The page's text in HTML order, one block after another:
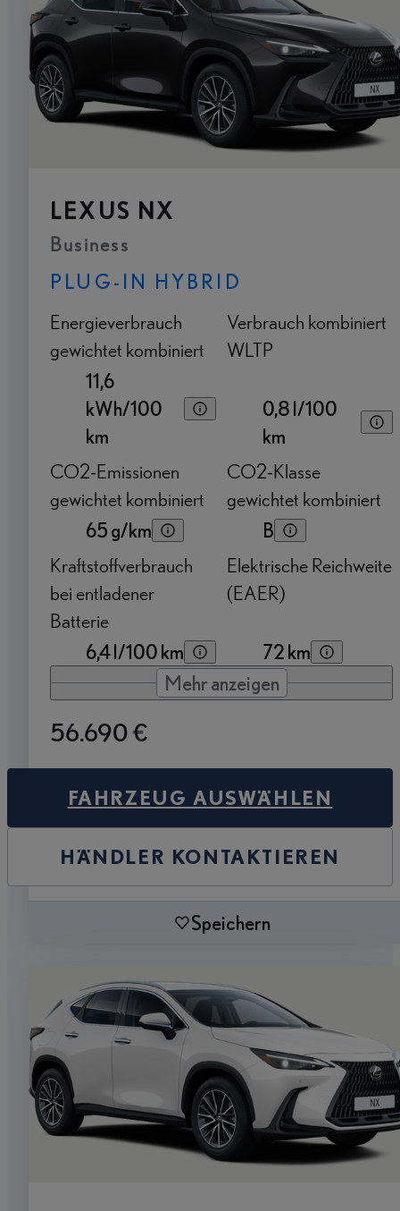
LEXUS NX
Business
PLUG-IN HYBRID
Energieverbrauch
gewichtet kombiniert
11,6
kWh/100
km
Verbrauch kombiniert
WLTP
0,8 l/100
km
CO2-Emissionen
gewichtet kombiniert
65 g/km
CO2-Klasse
gewichtet kombiniert
B
Kraftstoffverbrauch
bei entladener
Batterie
6,4 l/100 km
Elektrische Reichweite
(EAER)
72 km
Mehr anzeigen
56.690 €
FAHRZEUG AUSWÄHLEN
HÄNDLER KONTAKTIEREN
Speichern